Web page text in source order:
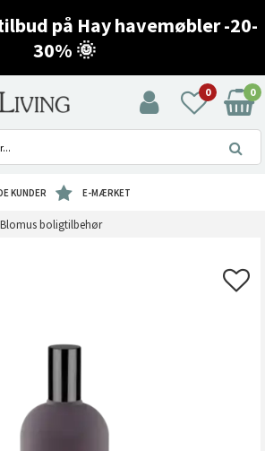
på Hay havemøbler -20-
30% 🌞
0 0
KUNDER E-MÆRKET
Blomus boligtilbehør